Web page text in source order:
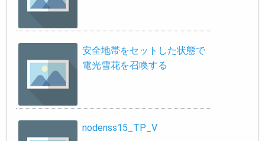
安全地帯をセットした状態で
電光雪花を召喚する
nodenss15_TP_V